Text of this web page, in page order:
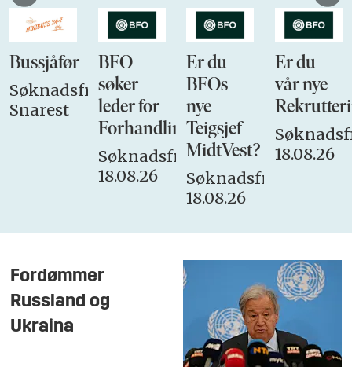
Bussjåfør
Søknadsfrist:
Snarest
BFO
søker
leder for
Forhandlingsutvalget
Søknadsfrist:
18.08.26
Er du
BFOs
nye
Teigsjef
MidtVest?
Søknadsfrist:
18.08.26
Er du
vår nye
18.08.26
Fordømmer
Russland og
Ukraina